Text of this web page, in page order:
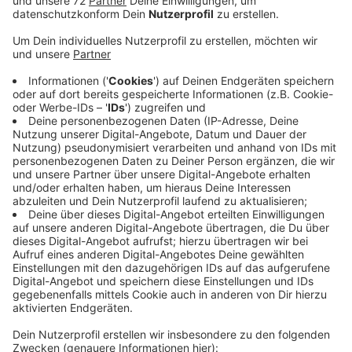
Anzeige
Denn: es hatte zuletzt seit Anfang Oktober mehrere
Vorfälle im Stadtgebiet von Coesfeld gegeben. Der
jetzt festgenommene Mann steht unter Verdacht eine
Serie von Exhibitionismus begangen zu haben, also sich
Menschen immer wieder nackt gezeigt zu haben und
sie sexuell belästigt zu haben. In mindesten einem Fall
soll er eine Frau unsittlich angefasst haben. Die Polizei
prüft das jetzt und ermittelt gegen den
Tatverdächtigen. Neben mehrerer Anzeigen waren
auch viele Zeugenhinweise eingegangen. Diese hätten
zu diesem schnellen Ermittlungserfolg beigetragen,
bedankt sich die Polizei. Auch im Umfeld von Coesfeld
hat es in jüngster Zeit ähnliche Vorfälle gegeben. Die
Polizei prüft auch hier einen Zusammenhang.